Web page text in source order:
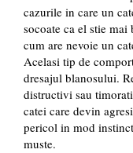
cazurile in care un
socoate ca el stie
cum are nevoie un
Acelasi tip de
dresajul blanosului.
distructivi sau
catei care devin
pericol in mod
muste.